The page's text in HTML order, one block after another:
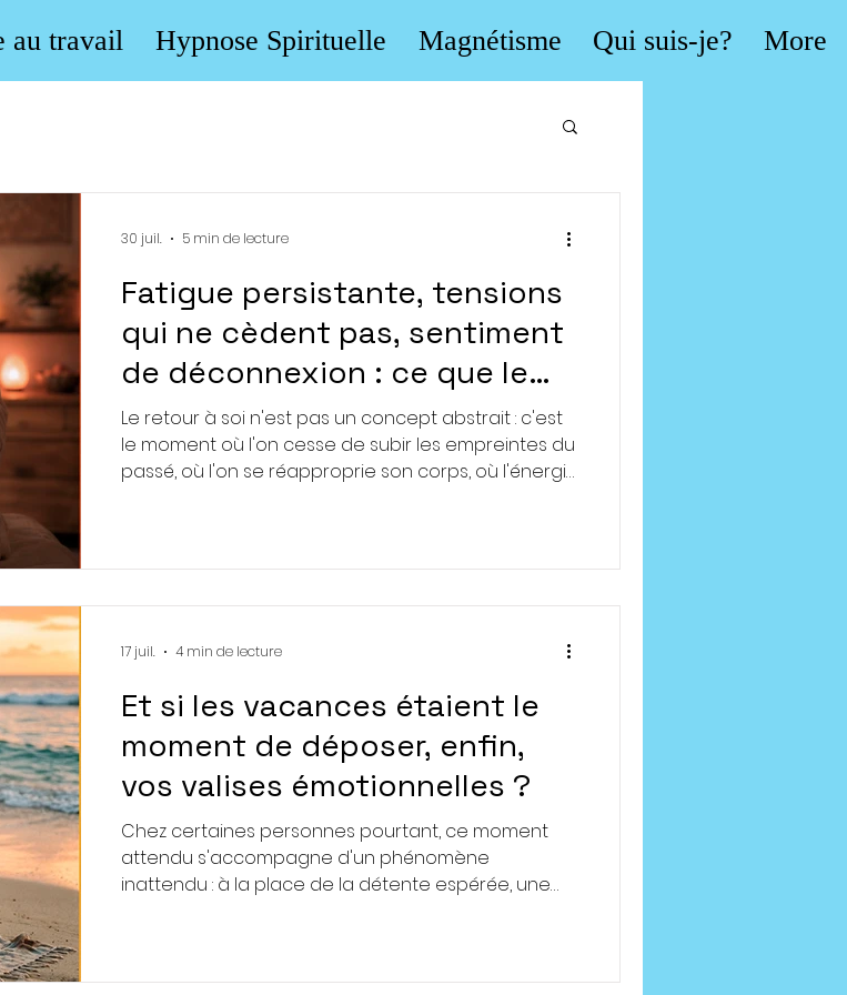
au travail Hypnose Spirituelle Magnétisme Qui suis-je? More
Fatigue persistante, tensions
qui ne cèdent pas, sentiment
de déconnexion : ce que le
corps garde en mémoire.
Le retour à soi n'est pas un concept abstrait : c'est
le moment où l'on cesse de subir les empreintes du
passé, où l'on se réapproprie son corps, où l'énergie
30 juil. 5 min de lecture
Et si les vacances étaient le
moment de déposer, enfin,
vos valises émotionnelles ?
Chez certaines personnes pourtant, ce moment
attendu s'accompagne d'un phénomène
inattendu : à la place de la détente espérée, une
17 juil. 4 min de lecture